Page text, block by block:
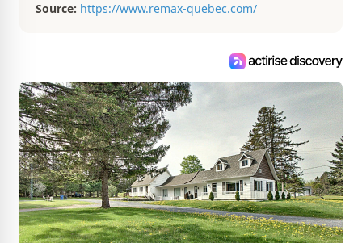
Source: https://www.remax-quebec.com/